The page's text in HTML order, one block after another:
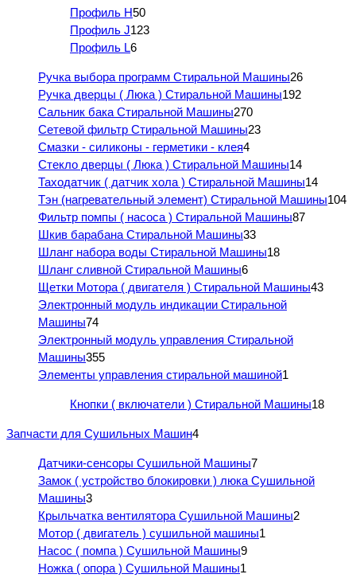
Профиль H50
Профиль J123
Профиль L6
Ручка выбора программ Стиральной Машины26
Ручка дверцы ( Люка ) Стиральной Машины192
Сальник бака Стиральной Машины270
Сетевой фильтр Стиральной Машины23
Смазки - силиконы - герметики - клея4
Стекло дверцы ( Люка ) Стиральной Машины14
Таходатчик ( датчик хола ) Стиральной Машины14
Тэн (нагревательный элемент) Стиральной Машины104
Фильтр помпы ( насоса ) Стиральной Машины87
Шкив барабана Стиральной Машины33
Шланг набора воды Стиральной Машины18
Шланг сливной Стиральной Машины6
Щетки Мотора ( двигателя ) Стиральной Машины43
Электронный модуль индикации Стиральной
Машины74
Электронный модуль управления Стиральной
Машины355
Элементы управления стиральной машиной1
Кнопки ( включатели ) Стиральной Машины18
Запчасти для Сушильных Машин4
Датчики-сенсоры Сушильной Машины7
Замок ( устройство блокировки ) люка Сушильной
Машины3
Крыльчатка вентилятора Сушильной Машины2
Мотор ( двигатель ) сушильной машины1
Насос ( помпа ) Сушильной Машины9
Ножка ( опора ) Сушильной Машины1